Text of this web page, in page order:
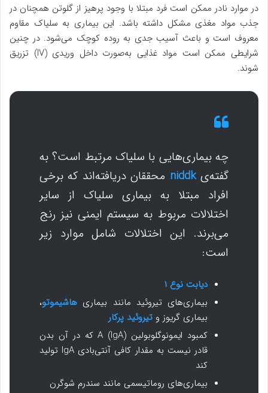
در موارد نادر ممکن است فرد مبتلا با وجود پرهیز از گلوتن همچنان در
جذب مواد مغذی مشکل داشته باشد. این بیماری به سلیاک مقاوم
معروف است و باعث آسیب جدی به روده کوچک می‌شود. در چنین
شرایطی ممکن است مواد غذایی به‌صورت داخل وریدی (IV) تزریق
شوند.
چه بیماری‌هایی با سلیاک مرتبط است؟ به
گفته‌یniddk محققان دریافته‌اند که برخی
افراد مبتلا به بیماری سلیاک از سایر
اختلالات مربوط به سیستم ایمنی نیز رنج
می‌برند. این اختلالات شامل موارد زیر
است:
دیابت نوع ۱
بیماری‌های تیروئید مانند بیماری هاشیموتو،
بیماری گریوز و تیروئید پرکار
کمبود ایمونوگلوبولین A (IgA) که در آن بدن
قادر نیست به مقدار کافی آنتی‌بادی IgA تولید
کند
بیماری‌های روماتیسمی مانند سندرم شوگرن